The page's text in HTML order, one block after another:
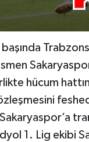
hücum
1. Lig ekibi